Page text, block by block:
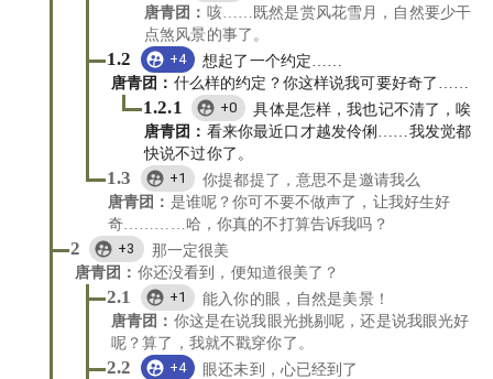
唐青团 ： 咳……既然是赏风花雪月，自然要少干
点煞风景的事了。
1.2 +4
想起了一个约定……
唐青团 ： 什么样的约定？你这样说我可要好奇了……
1.2.1 +0
具体是怎样，我也记不清了，唉
唐青团 ： 看来你最近口才越发伶俐……我发觉都
快说不过你了。
1.3 +1
你提都提了，意思不是邀请我么
唐青团 ： 是谁呢？你可不要不做声了，让我好生好
奇…………哈，你真的不打算告诉我吗？
2 +3
那一定很美
唐青团 ： 你还没看到，便知道很美了？
2.1 +1
能入你的眼，自然是美景！
唐青团 ： 你这是在说我眼光挑剔呢，还是说我眼光好
呢？算了，我就不戳穿你了。
2.2 +4
眼还未到，心已经到了